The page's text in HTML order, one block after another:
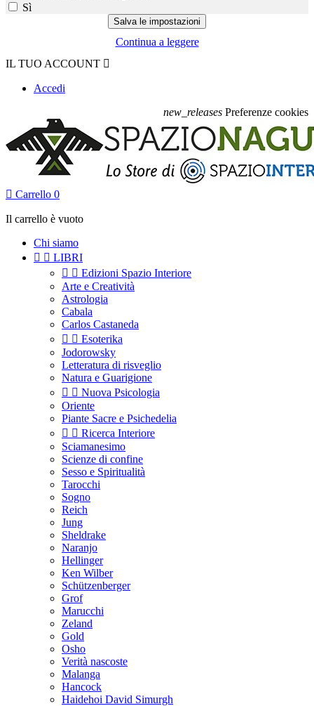
Sì
Continua a leggere
IL TUO ACCOUNT 
Accedi
new_releases Preferenze cookies
 Carrello 0
Il carrello è vuoto
Chi siamo
  LIBRI
  Edizioni Spazio Interiore
Arte e Creatività
Astrologia
Cabala
Carlos Castaneda
  Esoterika
Jodorowsky
Letteratura di risveglio
Natura e Guarigione
  Nuova Psicologia
Oriente
Piante Sacre e Psichedelia
  Ricerca Interiore
Sciamanesimo
Scienze di confine
Sesso e Spiritualità
Tarocchi
Sogno
Reich
Jung
Sheldrake
Naranjo
Hellinger
Ken Wilber
Schützenberger
Grof
Marucchi
Zeland
Gold
Osho
Verità nascoste
Malanga
Hancock
Haidehoi David Simurgh